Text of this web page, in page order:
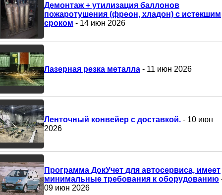
Демонтаж + утилизация баллонов
пожаротушения (фреон, хладон) с истекшим
сроком - 14 июн 2026
Лазерная резка металла - 11 июн 2026
Ленточный конвейер с доставкой. - 10 июн
2026
Программа ДокУчет для автосервиса, имеет
минимальные требования к оборудованию
09 июн 2026